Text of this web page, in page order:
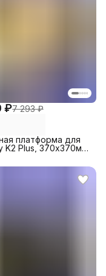
₽7 293 ₽
платформа для
K2 Plus, 370х370мм,